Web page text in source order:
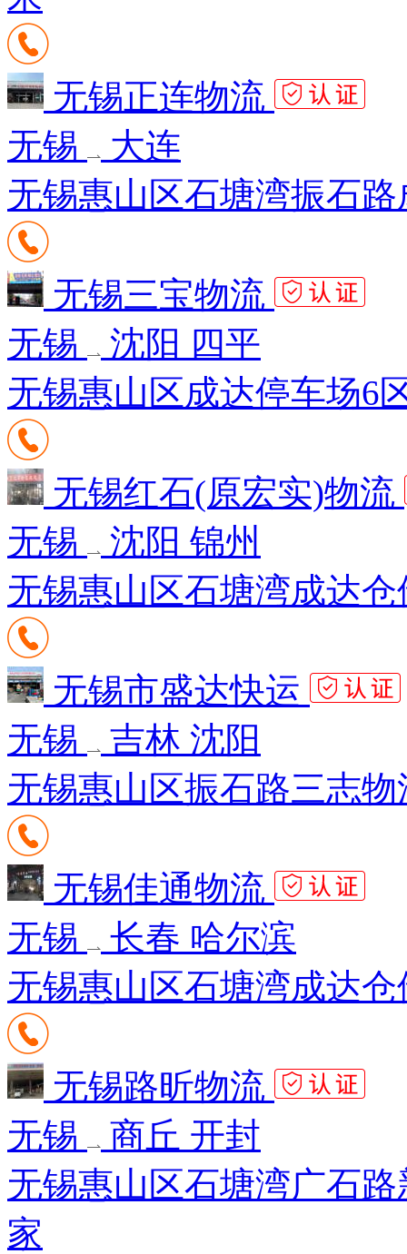
无锡正连物流
无锡
大连
无锡惠山区石塘湾振石
无锡三宝物流
无锡
沈阳 四平
无锡惠山区成达停车场6
无锡红石(原宏实)物流
无锡
沈阳 锦州
无锡惠山区石塘湾成达
无锡市盛达快运
无锡
吉林 沈阳
无锡惠山区振石路三志物
无锡佳通物流
无锡
长春 哈尔滨
无锡惠山区石塘湾成达仓
无锡路昕物流
无锡
商丘 开封
无锡惠山区石塘湾广石
家